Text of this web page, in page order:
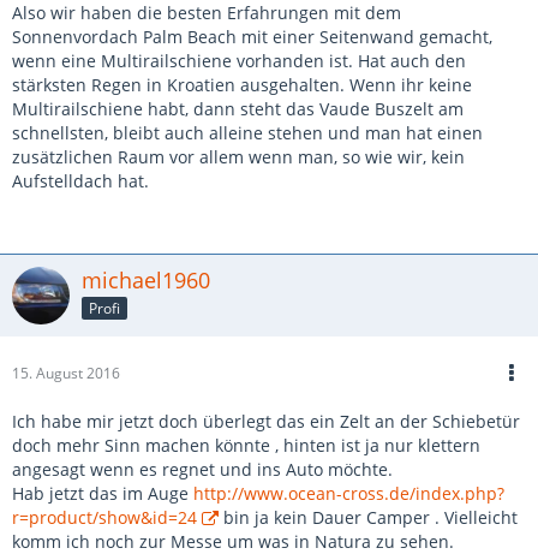
Also wir haben die besten Erfahrungen mit dem
Sonnenvordach Palm Beach mit einer Seitenwand gemacht,
wenn eine Multirailschiene vorhanden ist. Hat auch den
stärksten Regen in Kroatien ausgehalten. Wenn ihr keine
Multirailschiene habt, dann steht das Vaude Buszelt am
schnellsten, bleibt auch alleine stehen und man hat einen
zusätzlichen Raum vor allem wenn man, so wie wir, kein
Aufstelldach hat.
michael1960
Profi
15. August 2016
Ich habe mir jetzt doch überlegt das ein Zelt an der Schiebetür
doch mehr Sinn machen könnte , hinten ist ja nur klettern
angesagt wenn es regnet und ins Auto möchte.
Hab jetzt das im Auge http://www.ocean-cross.de/index.php?
r=product/show&id=24
bin ja kein Dauer Camper . Vielleicht
komm ich noch zur Messe um was in Natura zu sehen.